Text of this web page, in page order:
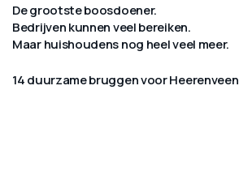
De grootste boosdoener.
Bedrijven kunnen veel bereiken.
Maar huishoudens nog heel veel meer.
14 duurzame bruggen voor Heerenveen